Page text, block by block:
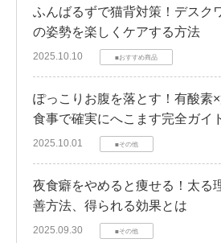
ふんばるずで猫背対策！デスク
の姿勢を楽しくケアする方法
2025.10.10 ■おすすめ商品
ぽっこりお腹を落とす！有酸素
食事で確実にへこます完全ガイ
2025.10.01 ■その他
夜食癖をやめると痩せる！太る
善方法、得られる効果とは
2025.09.30 ■その他